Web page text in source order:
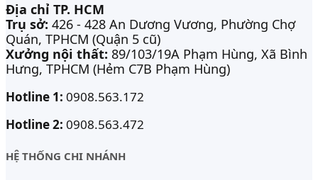
Địa chỉ TP. HCM
Trụ sở: 426 - 428 An Dương Vương, Phường Chợ
Quán, TPHCM (Quận 5 cũ)
Xưởng nội thất: 89/103/19A Phạm Hùng, Xã Bình
Hưng, TPHCM (Hẻm C7B Phạm Hùng)
Hotline 1: 0908.563.172
Hotline 2: 0908.563.472
HỆ THỐNG CHI NHÁNH